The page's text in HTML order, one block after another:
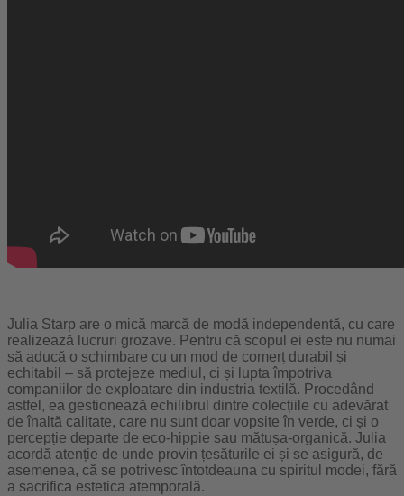
Julia Starp are o mică marcă de modă independentă, cu care
realizează lucruri grozave. Pentru că scopul ei este nu numai
să aducă o schimbare cu un mod de comerț durabil și
echitabil – să protejeze mediul, ci și lupta împotriva
companiilor de exploatare din industria textilă. Procedând
astfel, ea gestionează echilibrul dintre colecțiile cu adevărat
de înaltă calitate, care nu sunt doar vopsite în verde, ci și o
percepție departe de eco-hippie sau mătușa-organică. Julia
acordă atenție de unde provin țesăturile ei și se asigură, de
asemenea, că se potrivesc întotdeauna cu spiritul modei, fără
a sacrifica estetica atemporală.